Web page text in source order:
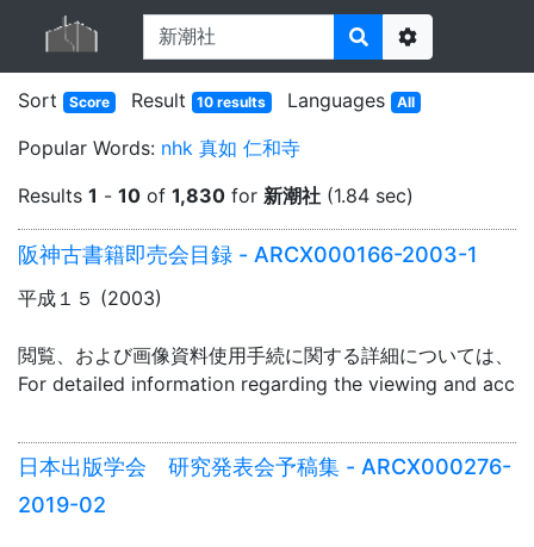
Options
Sort
Score Result 10 results Languages All
Popular Words: nhk 真如 仁和寺
Results 1 - 10 of 1,830 for 新潮社 (1.84 sec)
阪神古書籍即売会目録 - ARCX000166-2003-1
平成１５ (2003)
閲覧、および画像資料使用手続に関する詳細については、「
For detailed information regarding the viewing and
日本出版学会 研究発表会予稿集 - ARCX000276-
2019-02